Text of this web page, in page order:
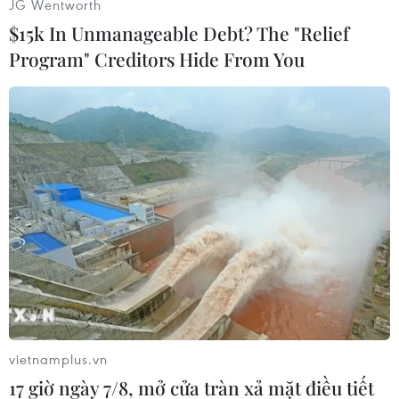
#Columbia Pictures #Tom Hanks
#Cướp biển Somalia
#Thuyền trưởng
#Thủy thủ
Somalia
JG Wentworth
$15k In Unmanageable Debt? The "Relief
Program" Creditors Hide From You
vietnamplus.vn
17 giờ ngày 7/8, mở cửa tràn xả mặt điều tiết